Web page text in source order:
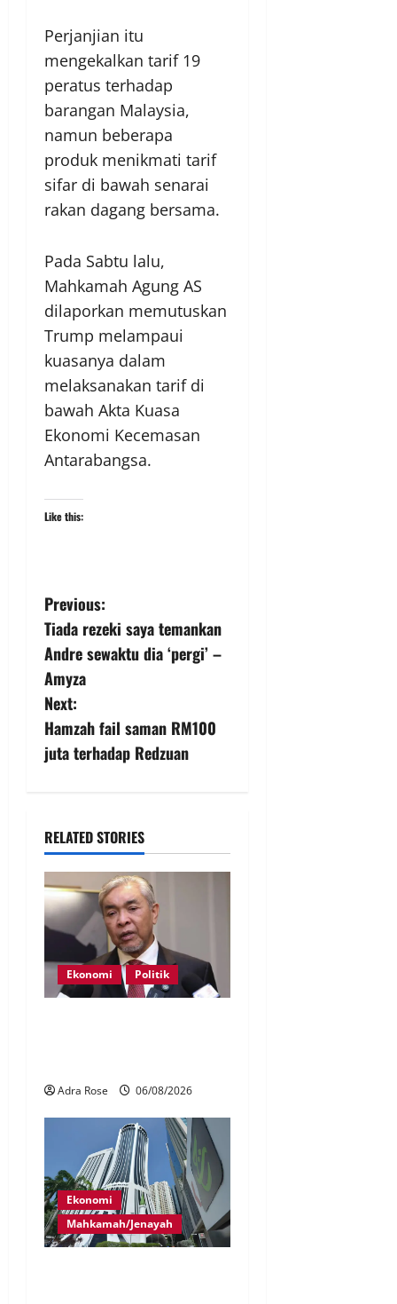
Perjanjian itu
mengekalkan tarif 19
peratus terhadap
barangan Malaysia,
namun beberapa
produk menikmati tarif
sifar di bawah senarai
rakan dagang bersama.
Pada Sabtu lalu,
Mahkamah Agung AS
dilaporkan memutuskan
Trump melampaui
kuasanya dalam
melaksanakan tarif di
bawah Akta Kuasa
Ekonomi Kecemasan
Antarabangsa.
Like this:
Previous:
Tiada rezeki saya temankan
Andre sewaktu dia ‘pergi’ –
Amyza
Next:
Hamzah fail saman RM100
juta terhadap Redzuan
RELATED STORIES
Ekonomi Politik
Adra Rose 06/08/2026
Ekonomi
Mahkamah/Jenayah